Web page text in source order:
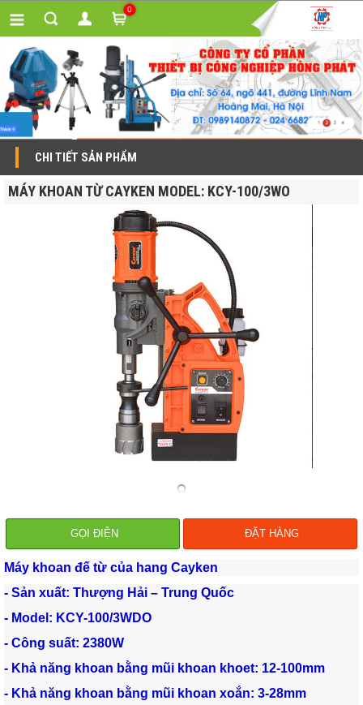
0
CHI TIẾT SẢN PHẨM
MÁY KHOAN TỪ CAYKEN MODEL: KCY-100/3WO
GỌI ĐIỆN ĐẶT HÀNG
Máy khoan đế từ của hang Cayken
- Sản xuất: Thượng Hải – Trung Quốc
- Model: KCY-100/3WDO
- Công suất: 2380W
- Khả năng khoan bằng mũi khoan khoet: 12-100mm
- Khả năng khoan bằng mũi khoan xoắn: 3-28mm